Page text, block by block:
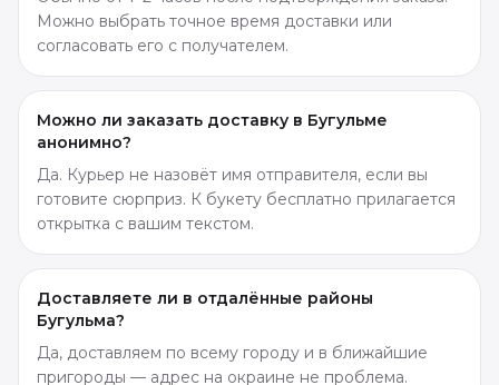
Можно выбрать точное время доставки или
согласовать его с получателем.
Можно ли заказать доставку в Бугульме
анонимно?
Да. Курьер не назовёт имя отправителя, если вы
готовите сюрприз. К букету бесплатно прилагается
открытка с вашим текстом.
Доставляете ли в отдалённые районы
Бугульма?
Да, доставляем по всему городу и в ближайшие
пригороды — адрес на окраине не проблема.